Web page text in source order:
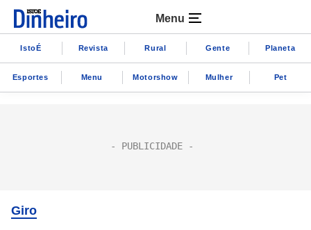
Menu
IstoÉ Revista Rural Gente Planeta
Esportes Menu Motorshow Mulher Pet
Giro